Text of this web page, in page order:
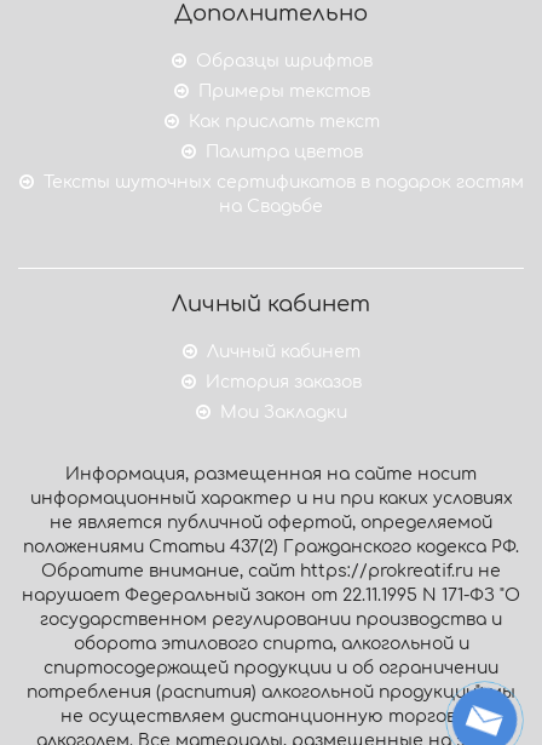
Дополнительно
Образцы шрифтов
Примеры текстов
Как прислать текст
Палитра цветов
Тексты шуточных сертификатов в подарок гостям
на Свадьбе
Личный кабинет
Личный кабинет
История заказов
Мои Закладки
Информация, размещенная на сайте носит
информационный характер и ни при каких условиях
не является публичной офертой, определяемой
положениями Статьи 437(2) Гражданского кодекса РФ.
Обратите внимание, сайт https://prokreatif.ru не
нарушает Федеральный закон от 22.11.1995 N 171-ФЗ "О
государственном регулировании производства и
оборота этилового спирта, алкогольной и
спиртосодержащей продукции и об ограничении
потребления (распития) алкогольной продукции": мы
не осуществляем дистанционную торговлю
алкоголем. Все материалы, размещенные на этом